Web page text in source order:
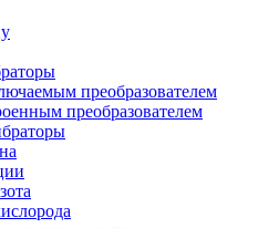
преобразователем
преобразователем